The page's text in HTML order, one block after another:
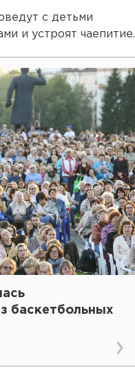
с детьми
и устроят чаепитие.
баскетбольных